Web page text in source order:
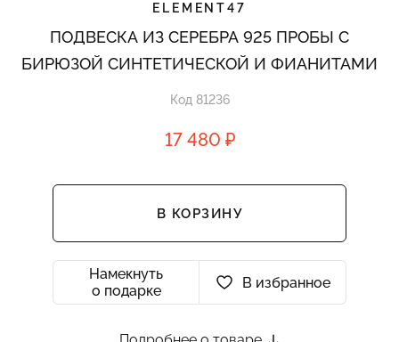
ELEMENT47
ПОДВЕСКА ИЗ СЕРЕБРА 925 ПРОБЫ С
БИРЮЗОЙ СИНТЕТИЧЕСКОЙ И ФИАНИТАМИ
Код 81236
17 480 ₽
В КОРЗИНУ
Намекнуть
о подарке
В избранное